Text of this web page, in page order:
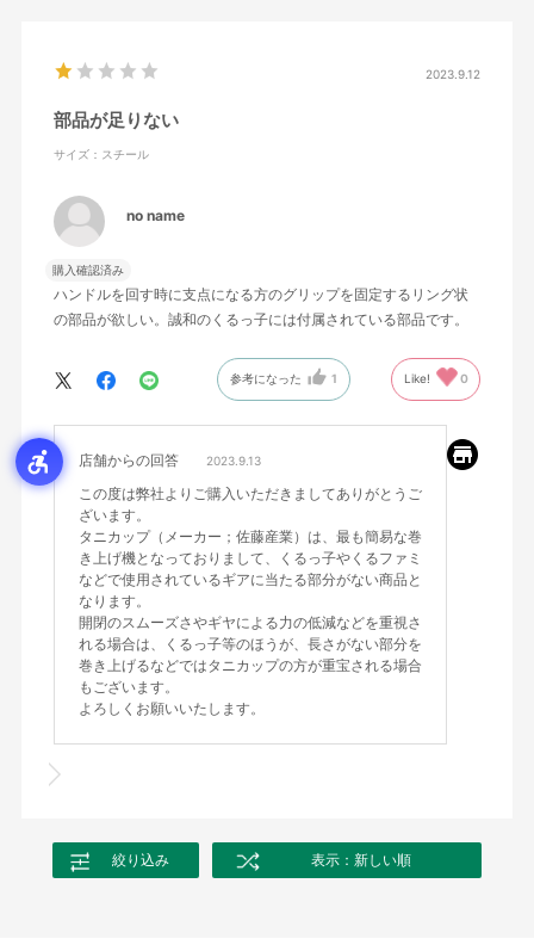
2023.9.12
部品が足りない
サイズ：スチール
no name
購入確認済み
ハンドルを回す時に支点になる方のグリップを固定するリング状
の部品が欲しい。誠和のくるっ子には付属されている部品です。
参考になった 1 Like! 0
店舗からの回答 2023.9.13
この度は弊社よりご購入いただきましてありがとうご
ざいます。
タニカップ（メーカー；佐藤産業）は、最も簡易な巻
き上げ機となっておりまして、くるっ子やくるファミ
などで使用されているギアに当たる部分がない商品と
なります。
開閉のスムーズさやギヤによる力の低減などを重視さ
れる場合は、くるっ子等のほうが、長さがない部分を
巻き上げるなどではタニカップの方が重宝される場合
もございます。
よろしくお願いいたします。
絞り込み 表示：新しい順